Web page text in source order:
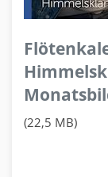
(22,5 MB)